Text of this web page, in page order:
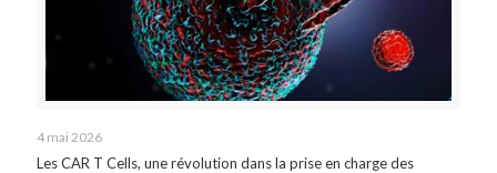
4 mai 2026
Les CAR T Cells, une révolution dans la prise en charge des